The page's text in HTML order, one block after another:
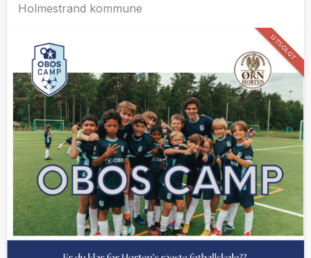
Holmestrand kommune
UTSOLGT